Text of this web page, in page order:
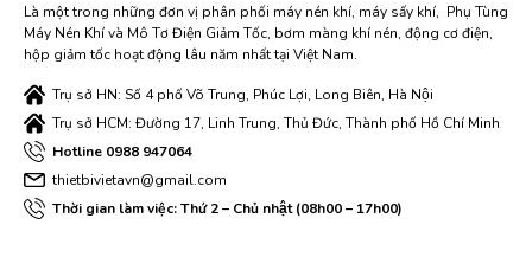
Là một trong những đơn vị phân phối máy nén khí, máy sấy khí, Phụ Tùng
Máy Nén Khí và Mô Tơ Điện Giảm Tốc, bơm màng khí nén, động cơ điện,
hộp giảm tốc hoạt động lâu năm nhất tại Việt Nam.
Trụ sở HN: Số 4 phố Võ Trung, Phúc Lợi, Long Biên, Hà Nội
Trụ sở HCM: Đường 17, Linh Trung, Thủ Đức, Thành phố Hồ Chí Minh
Hotline 0988 947064
thietbivietavn@gmail.com
Thời gian làm việc: Thứ 2 – Chủ nhật (08h00 – 17h00)